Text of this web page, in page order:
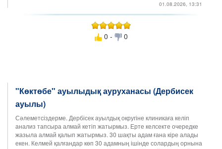
01.08.2026, 13:31
0 - 0
"Көктөбе" ауылыдық ауруханасы (Дербисек
ауылы)
Сәлеметсіздерме. Дербісек ауылдық округіне клиникаға келіп
анализ тапсыра алмай кетіп жатырмыз. Ерте келсекте очередке
жазыла алмай қалып жатырмыз. 30 шақты адам ғана кіре алады
екен. Келмей қалғандар көп 30 адамның ішінде солардың орнына